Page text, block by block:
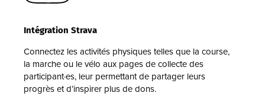
Intégration Strava
Connectez les activités physiques telles que la course,
la marche ou le vélo aux pages de collecte des
participant·es, leur permettant de partager leurs
progrès et d’inspirer plus de dons.